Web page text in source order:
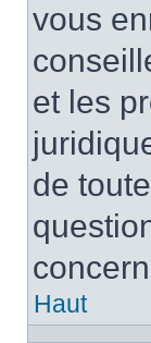
vous
et les
de
Haut